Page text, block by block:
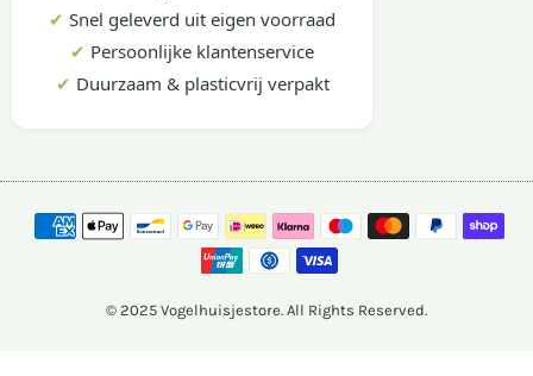
✔ Snel geleverd uit eigen voorraad
✔ Persoonlijke klantenservice
✔ Duurzaam & plasticvrij verpakt
© 2025 Vogelhuisjestore. All Rights Reserved.